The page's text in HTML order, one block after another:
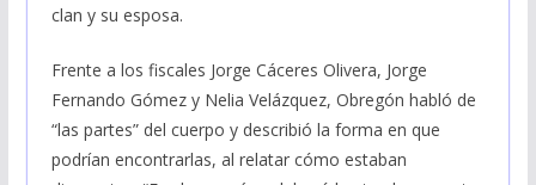
clan y su esposa.
Frente a los fiscales Jorge Cáceres Olivera, Jorge
Fernando Gómez y Nelia Velázquez, Obregón habló de
“las partes” del cuerpo y describió la forma en que
podrían encontrarlas, al relatar cómo estaban